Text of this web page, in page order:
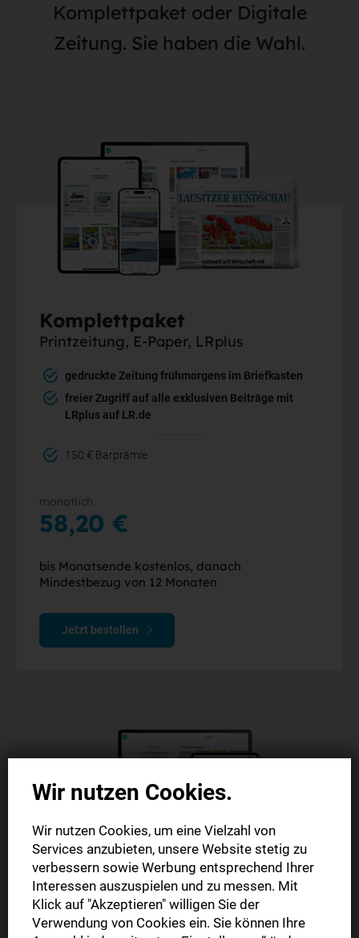
Komplettpaket oder Digitale
Zeitung. Sie haben die Wahl.
Komplettpaket
Printzeitung, E-Paper, LRplus
gedruckte Zeitung frühmorgens im Briefkasten
freier Zugriff auf alle exklusiven Beiträge mit
LRplus auf LR.de
150 € Barprämie
monatlich
58,20 €
bis Monatsende kostenlos, danach
Mindestbezug von 12 Monaten
Jetzt bestellen
Digitale Zeitung
E-Paper inkl. LRplus
Wir nutzen Cookies.
Wir nutzen Cookies, um eine Vielzahl von
Services anzubieten, unsere Website stetig zu
verbessern sowie Werbung entsprechend Ihrer
Interessen auszuspielen und zu messen. Mit
Klick auf "Akzeptieren" willigen Sie der
Verwendung von Cookies ein. Sie können Ihre